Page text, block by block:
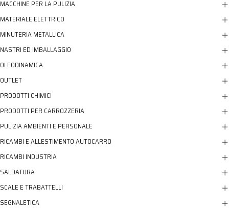
MACCHINE PER LA PULIZIA
MATERIALE ELETTRICO
MINUTERIA METALLICA
NASTRI ED IMBALLAGGIO
OLEODINAMICA
OUTLET
PRODOTTI CHIMICI
PRODOTTI PER CARROZZERIA
PULIZIA AMBIENTI E PERSONALE
RICAMBI E ALLESTIMENTO AUTOCARRO
RICAMBI INDUSTRIA
SALDATURA
SCALE E TRABATTELLI
SEGNALETICA